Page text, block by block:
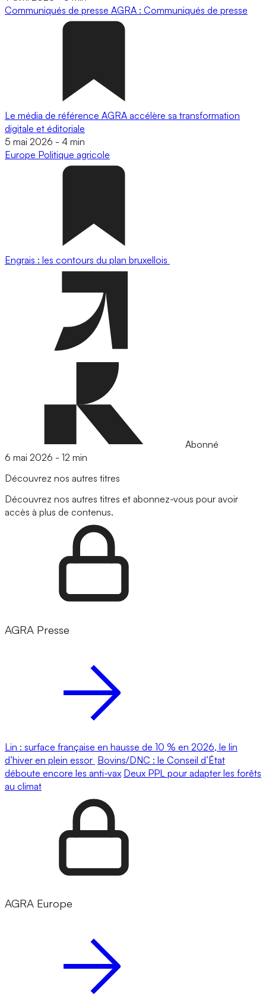
Communiqués de presse AGRA : Communiqués de presse
Le média de référence AGRA accélère sa transformation
digitale et éditoriale
5 mai 2026 - 4 min
Europe Politique agricole
Engrais : les contours du plan bruxellois
Abonné
6 mai 2026 - 12 min
Découvrez nos autres titres
Découvrez nos autres titres et abonnez-vous pour avoir
accès à plus de contenus.
AGRA Presse
Lin : surface française en hausse de 10 % en 2026, le lin
d’hiver en plein essor Bovins/DNC : le Conseil d’État
déboute encore les anti-vax Deux PPL pour adapter les forêts
au climat
AGRA Europe